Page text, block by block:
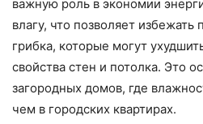
важную роль в экономии
влагу, что позволяет избежать
грибка, которые могут
свойства стен и потолка. Это
загородных домов, где
чем в городских квартирах.